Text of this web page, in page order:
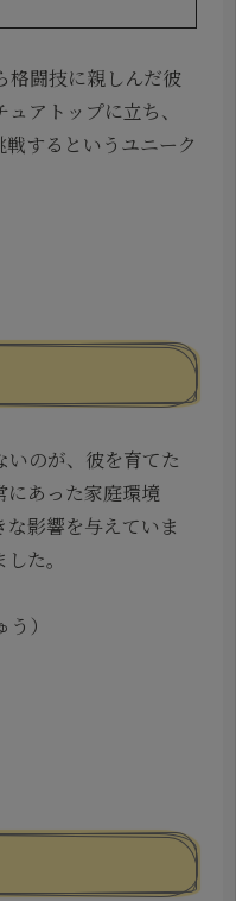
格闘技に親しんだ彼
アトップに立ち、
するというユニーク
いのが、彼を育てた
にあった家庭環境
影響を与えていま
た。
）